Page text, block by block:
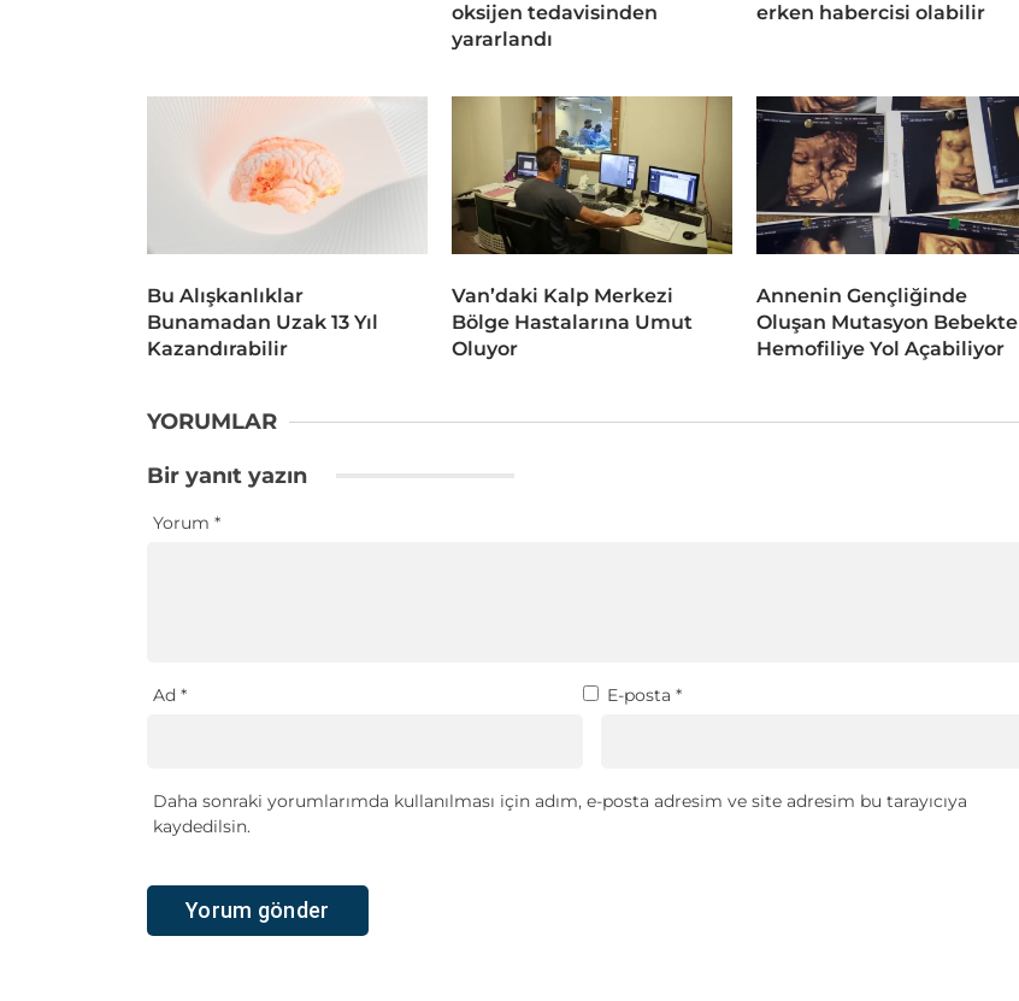
oksijen tedavisinden
yararlandı
erken habercisi olabilir
Bu Alışkanlıklar
Bunamadan Uzak 13 Yıl
Kazandırabilir
Van’daki Kalp Merkezi
Bölge Hastalarına Umut
Oluyor
Annenin Gençliğinde
Oluşan Mutasyon Bebekte
Hemofiliye Yol Açabiliyor
YORUMLAR
Bir yanıt yazın
Yorum *
Ad * E-posta *
Daha sonraki yorumlarımda kullanılması için adım, e-posta adresim ve site adresim bu tarayıcıya
kaydedilsin.